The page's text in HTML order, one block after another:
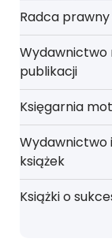
Radca
Wydawnictwo
publikacji
Księgarnia
książek
Książki o